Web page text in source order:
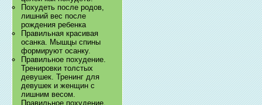
Похудеть после родов,
лишний вес после
рождения ребенка
Правильная красивая
осанка. Мышцы спины
формируют осанку.
Правильное похудение.
Тренировки толстых
девушек. Тренинг для
девушек и женщин с
лишним весом.
Правильное похудение.